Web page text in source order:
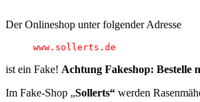
Der Onlineshop unter folgender Adresse
www.sollerts.de
ist ein Fake! Achtung Fakeshop: Bestelle
Im Fake-Shop „Sollerts“ werden